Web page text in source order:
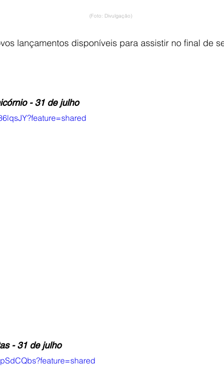
(Foto: Divulgação)
lançamentos disponíveis para assistir no final de
- 31 de julho
- 31 de julho